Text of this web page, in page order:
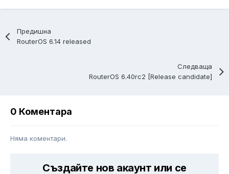
Предишна
RouterOS 6.14 released
Следваща
RouterOS 6.40rc2 [Release candidate]
0 Коментара
Няма коментари.
Създайте нов акаунт или се